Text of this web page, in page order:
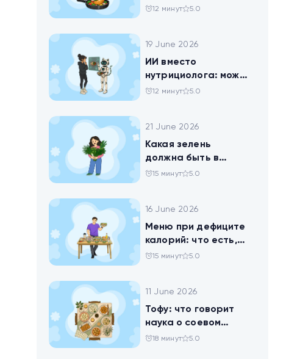
похудел весь ТикТок
12 минут 5.0
19 June 2026
ИИ вместо
нутрициолога: можно
ли доверить
12 минут 5.0
21 June 2026
Какая зелень
должна быть в
тарелке
15 минут 5.0
16 June 2026
Меню при дефиците
калорий: что есть,
чтобы худеть
15 минут 5.0
11 June 2026
Тофу: что говорит
наука о соевом
твороге, который
18 минут 5.0